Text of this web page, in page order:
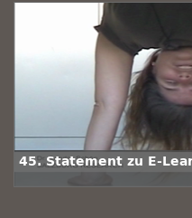
45. Statement zu E-